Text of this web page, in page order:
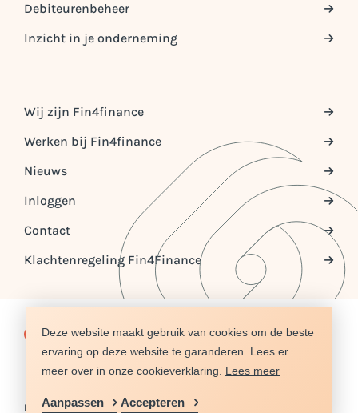
Deze website maakt gebruik van cookies om de beste
ervaring op deze website te garanderen. Lees er
meer over in onze cookieverklaring. Lees meer
Accepteren
Aanpassen
Debiteurenbeheer
Inzicht in je onderneming
Wij zijn Fin4finance
Werken bij Fin4finance
Nieuws
Inloggen
Contact
Klachtenregeling Fin4Finance
© COPYRIGHT 2026 FIN4FINANCE
DISCLAIMER
PRIVACY
ALGEMENE VOORWAARDEN
COOKIES
SITEMAP NIEUWS REFERENTIES
DISCLAIMER PRIVACY ALGEMENE VOORWAARDEN